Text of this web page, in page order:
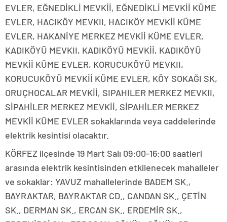
EVLER, EĞNEDİKLİ MEVKİİ, EĞNEDİKLİ MEVKİİ KÜME
EVLER, HACIKÖY MEVKII, HACIKÖY MEVKİİ KÜME
EVLER, HAKANİYE MERKEZ MEVKİİ KÜME EVLER,
KADIKÖYÜ MEVKII, KADIKÖYÜ MEVKİİ, KADIKÖYÜ
MEVKİİ KÜME EVLER, KORUCUKÖYÜ MEVKII,
KORUCUKÖYÜ MEVKİİ KÜME EVLER, KÖY SOKAĞI SK,
ORUÇHOCALAR MEVKİİ, SIPAHILER MERKEZ MEVKII,
SİPAHİLER MERKEZ MEVKİİ, SİPAHİLER MERKEZ
MEVKİİ KÜME EVLER sokaklarında veya caddelerinde
elektrik kesintisi olacaktır.
KÖRFEZ ilçesinde 19 Mart Salı 09:00-16:00 saatleri
arasında elektrik kesintisinden etkilenecek mahalleler
ve sokaklar: YAVUZ mahallelerinde BADEM SK.,
BAYRAKTAR, BAYRAKTAR CD., CANDAN SK., ÇETİN
SK., DERMAN SK., ERCAN SK., ERDEMİR SK.,